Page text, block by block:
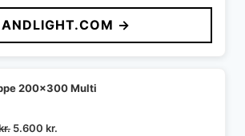
pris
var:
1.859 kr..
pris
er:
1.580 kr..
ANDLIGHT.COM →
200x300 Multi
Den
5.600 kr.